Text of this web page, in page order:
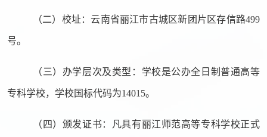
（二）校址：云南省丽江市古城区新团片区存信路499
号。
（三）办学层次及类型：学校是公办全日制普通高等
专科学校，学校国标代码为14015。
（四）颁发证书：凡具有丽江师范高等专科学校正式